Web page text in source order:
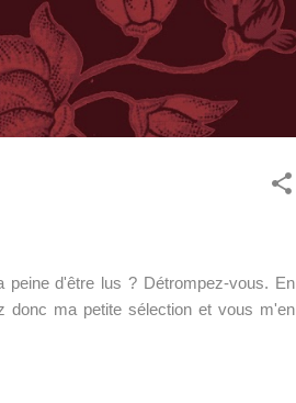
d'être lus ? Détrompez-vous. En
donc ma petite sélection et vous m'en